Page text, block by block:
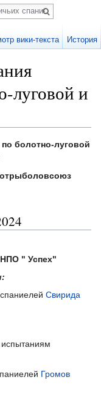
луговой и
болотно-луговой
НПО " Успех"
спаниелейСвирида
испытаниям
Громов
вики-текста История